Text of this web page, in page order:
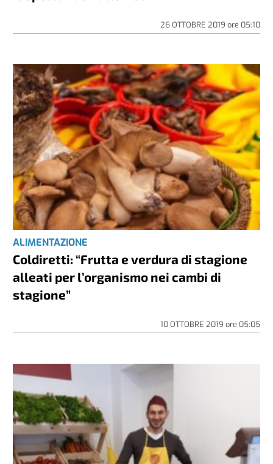
26 OTTOBRE 2019 ore 05:10
ALIMENTAZIONE
Coldiretti: “Frutta e verdura di stagione
alleati per l’organismo nei cambi di
stagione”
10 OTTOBRE 2019 ore 05:05